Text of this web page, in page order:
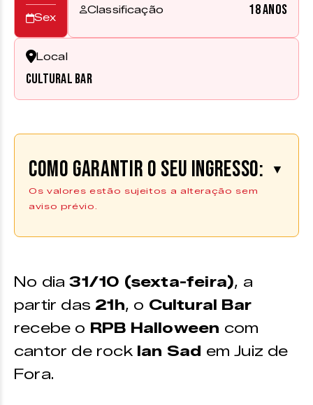
Sex
Classificação 18 anos
Local
Cultural Bar
Como garantir o seu ingresso: ▼
Os valores estão sujeitos a alteração sem
aviso prévio.
Compre Aqui
através da plataformaUniticket
Zine Cultural
Zine Cultural
Praça Menelick de Carvalho,
No dia31/10 (sexta-feira), a
partir das 21h, o Cultural Bar
recebe o RPB Halloween com
cantor de rock Ian Sad em Juiz de
Fora.